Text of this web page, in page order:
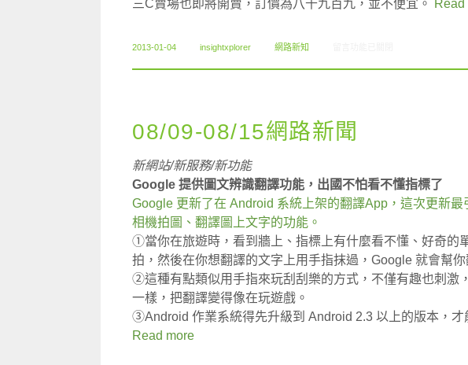
三C賣場也即將開賣，訂價為八千九百九，並不便宜。
Read
2013-01-04 insightxplorer 網路新知
08/09-08/15網路新聞
新網站/新服務/新功能
Google 提供圖文辨識翻譯功能，出國不怕看不懂指標了
Google 更新了在 Android 系統上架的翻譯App，這次更新
相機拍圖、翻譯圖上文字的功能。
①當你在旅遊時，看到牆上、指標上有什麼看不懂、好奇的
拍，然後在你想翻譯的文字上用手指抹過，Google 就會幫
②這種有點類似用手指來玩刮刮樂的方式，不僅有趣也刺激
一樣，把翻譯變得像在玩遊戲。
③Android 作業系統得先升級到 Android 2.3 以上的版本，才
Read more